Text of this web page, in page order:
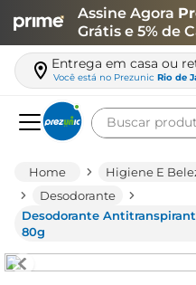
Assine Agora
Grátis e 5% de
Entrega em casa ou
Você está no Prezunic Rio de
Buscar
Higiene E
Desodorante
Desodorante
80g
leite